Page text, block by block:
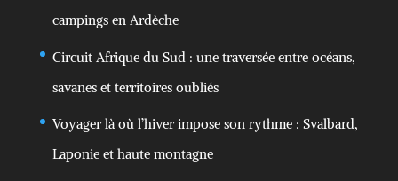
campings en Ardèche
Circuit Afrique du Sud : une traversée entre océans,
savanes et territoires oubliés
Voyager là où l’hiver impose son rythme : Svalbard,
Laponie et haute montagne